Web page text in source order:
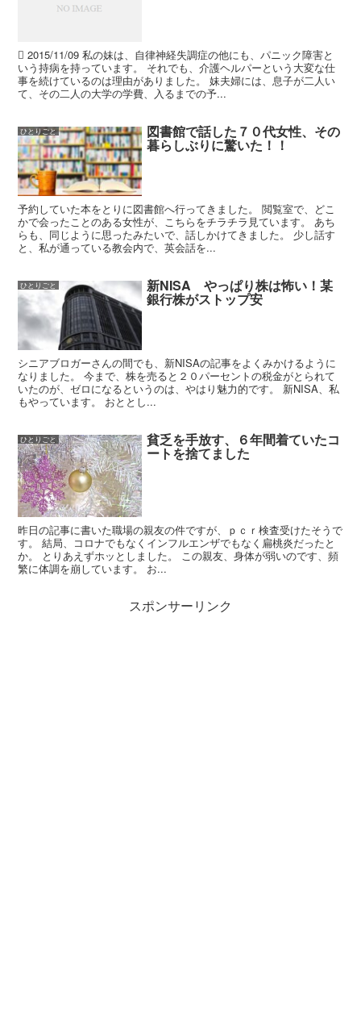
 2015/11/09 私の妹は、自律神経失調症の他にも、パニック障害と
いう持病を持っています。 それでも、介護ヘルパーという大変な仕
事を続けているのは理由がありました。 妹夫婦には、息子が二人い
て、その二人の大学の学費、入るまでの予...
ひとりごと 図書館で話した７０代女性、その
暮らしぶりに驚いた！！
予約していた本をとりに図書館へ行ってきました。 閲覧室で、どこ
かで会ったことのある女性が、こちらをチラチラ見ています。 あち
らも、同じように思ったみたいで、話しかけてきました。 少し話す
と、私が通っている教会内で、英会話を...
ひとりごと 新NISA やっぱり株は怖い！某
銀行株がストップ安
シニアブロガーさんの間でも、新NISAの記事をよくみかけるように
なりました。 今まで、株を売ると２０パーセントの税金がとられて
いたのが、ゼロになるというのは、やはり魅力的です。 新NISA、私
もやっています。 おととし...
ひとりごと 貧乏を手放す、６年間着ていたコ
ートを捨てました
昨日の記事に書いた職場の親友の件ですが、ｐｃｒ検査受けたそうで
す。 結局、コロナでもなくインフルエンザでもなく扁桃炎だったと
か。 とりあえずホッとしました。 この親友、身体が弱いのです、頻
繁に体調を崩しています。 お...
スポンサーリンク